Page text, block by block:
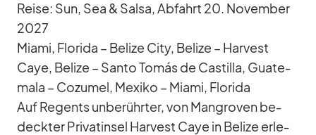
Reise: Sun, Sea & Salsa, Ab­fahrt 20. No­vem­ber
2027
Mi­ami, Flo­rida – Be­lize City, Be­lize – Har­vest
Caye, Be­lize – Santo Tomás de Castilla, Gua­te­
mala – Co­zu­mel, Me­xiko – Mi­ami, Flo­rida
Auf Re­gents un­be­rühr­ter, von Man­gro­ven be­
deck­ter Pri­vat­in­sel Har­vest Caye in Be­lize er­le­